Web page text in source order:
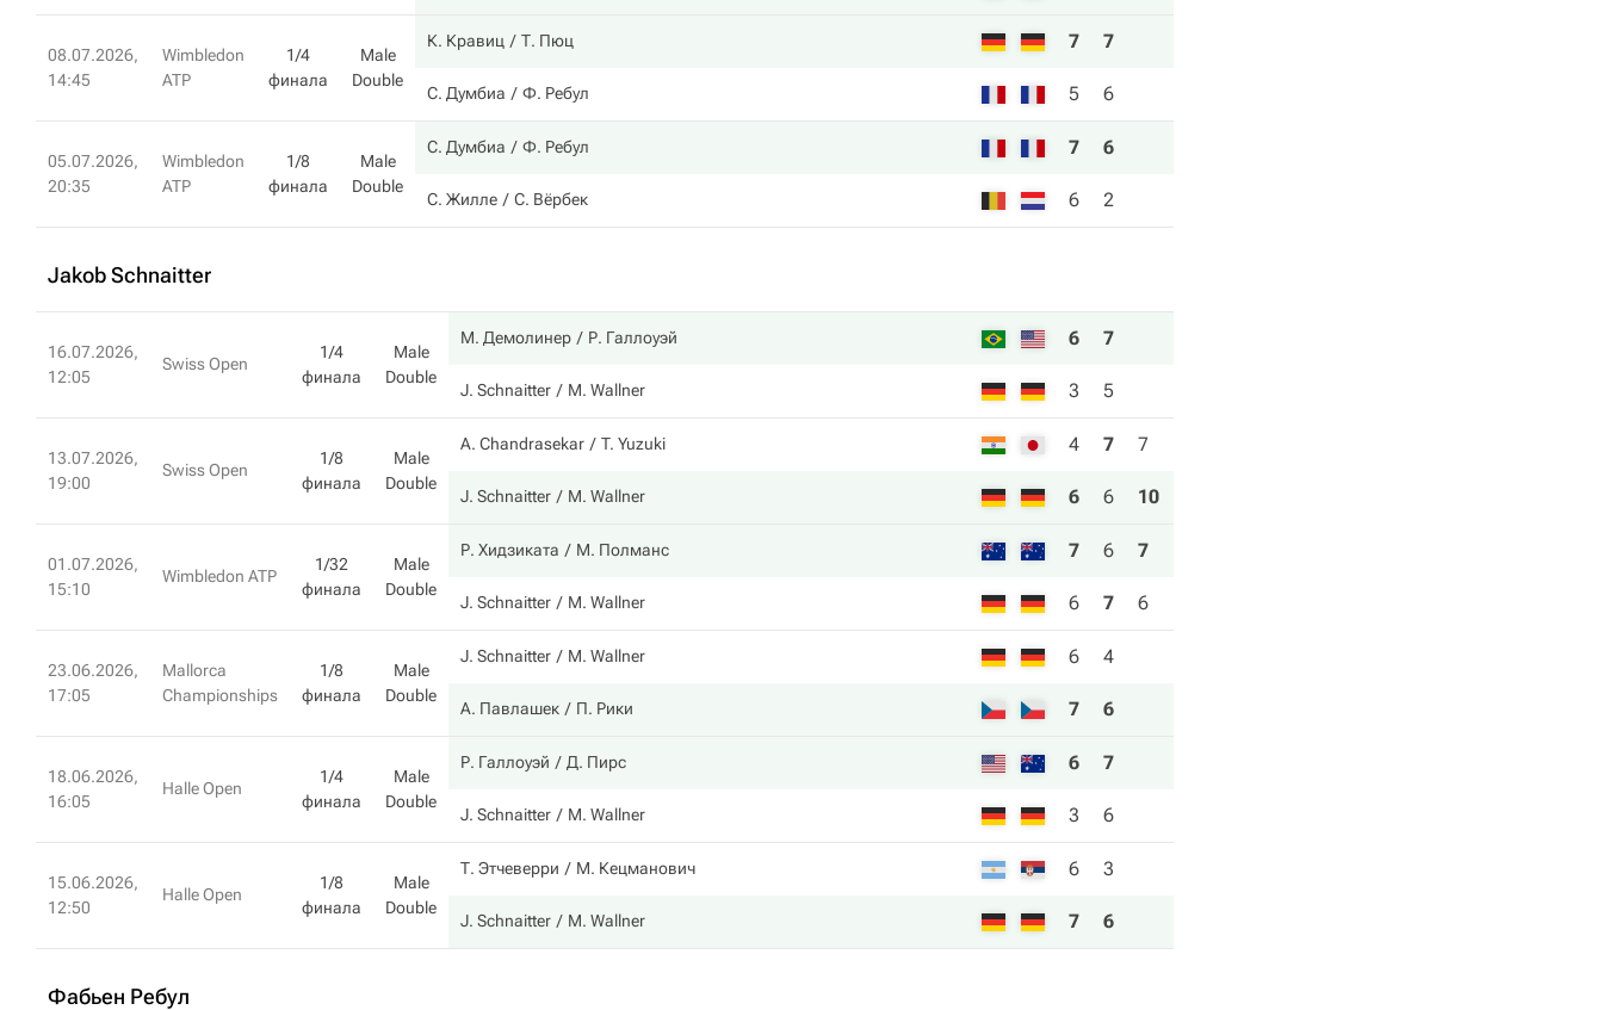
08.07.2026,
14:45
Wimbledon
ATP
1/4
финала
Male
Double
К. Кравиц Т. Пюц 7 7
С. Думбиа Ф. Ребул 5 6
05.07.2026,
20:35
Wimbledon
ATP
1/8
финала
Male
Double
С. Думбиа Ф. Ребул 7 6
С. Жилле С. Вёрбек 6 2
Jakob Schnaitter
16.07.2026,
12:05
Swiss Open
1/4
финала
Male
Double
М. Демолинер Р. Галлоуэй 6 7
J. Schnaitter M. Wallner 3 5
13.07.2026,
19:00
Swiss Open
1/8
финала
Male
Double
A. Chandrasekar T. Yuzuki 4 7 7
J. Schnaitter M. Wallner 6 6 10
01.07.2026,
15:10
Wimbledon ATP
1/32
финала
Male
Double
Р. Хидзиката М. Полманс 7 6 7
J. Schnaitter M. Wallner 6 7 6
23.06.2026,
17:05
Mallorca
Championships
1/8
финала
Male
Double
J. Schnaitter M. Wallner 6 4
А. Павлашек П. Рики 7 6
18.06.2026,
16:05
Halle Open
1/4
финала
Male
Double
Р. Галлоуэй Д. Пирс 6 7
J. Schnaitter M. Wallner 3 6
15.06.2026,
12:50
Halle Open
1/8
финала
Male
Double
Т. Этчеверри М. Кецманович 6 3
J. Schnaitter M. Wallner 7 6
Фабьен Ребул